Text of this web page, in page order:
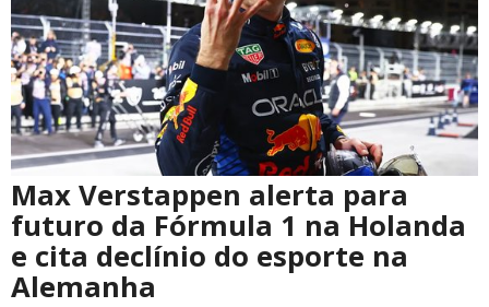
Max Verstappen alerta para
futuro da Fórmula 1 na Holanda
e cita declínio do esporte na
Alemanha